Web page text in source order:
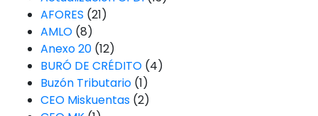
AFORES (21)
AMLO(8)
Anexo 20(12)
BURÓ DE CRÉDITO(4)
Buzón Tributario(1)
CEO Miskuentas(2)